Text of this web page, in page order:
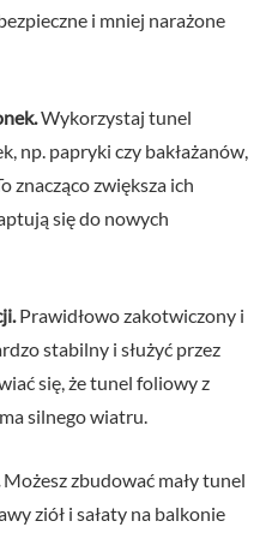
i mniej narażone
Wykorzystaj tunel
np. papryki czy bakłażanów,
znacząco zwiększa ich
się do nowych
Prawidłowo zakotwiczony i
stabilny i służyć przez
się, że tunel foliowy z
silnego wiatru.
Możesz zbudować mały tunel
ziół i sałaty na balkonie